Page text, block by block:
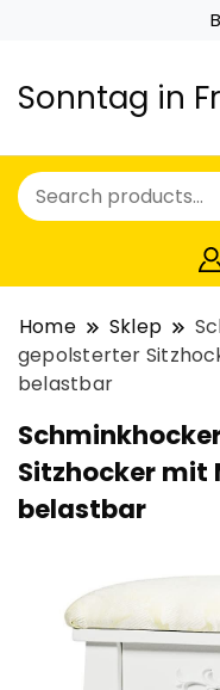
Sonntag in
Home Sklep
gepolsterter
belastbar
Sitzhocker mit
belastbar